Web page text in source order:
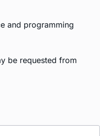
and programming
be requested from